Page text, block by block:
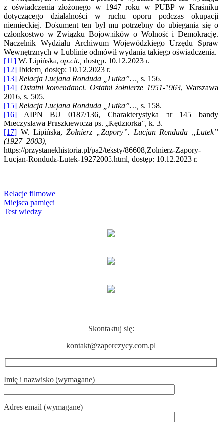
z oświadczenia złożonego w 1947 roku w PUBP w Kraśniku
dotyczącego działalności w ruchu oporu podczas okupacji
niemieckiej. Dokument ten był mu potrzebny do ubiegania się o
członkostwo w Związku Bojowników o Wolność i Demokrację.
Naczelnik Wydziału Archiwum Wojewódzkiego Urzędu Spraw
Wewnętrznych w Lublinie odmówił wydania takiego oświadczenia.
[11] W. Lipińska, op.cit., dostęp: 10.12.2023 r.
[12] Ibidem dostęp: 10.12.2023 r.
[13] Relacja Lucjana Ronduda „Lutka”…, s. 156.
[14] Ostatni komendanci. Ostatni żołnierze 1951-1963, Warszawa
2016, s. 505.
[15] Relacja Lucjana Ronduda „Lutka”…, s. 158.
[16] AIPN BU 0187/136, Charakterystyka nr 145 bandy
Mieczysława Pruszkiewicza ps. „Kędziorka”, k. 3.
[17] W. Lipińska,Żołnierz „Zapory”. Lucjan Ronduda „Lutek”
(1927–2003),
https://przystanekhistoria.pl/pa2/teksty/86608,Zolnierz-Zapory-
Lucjan-Ronduda-Lutek-19272003.html, dostęp: 10.12.2023 r.
Relacje filmowe
Miejsca pamięci
Test wiedzy
Skontaktuj się:
kontakt@zaporczycy.com.pl
Imię i nazwisko (wymagane)
Adres email (wymagane)